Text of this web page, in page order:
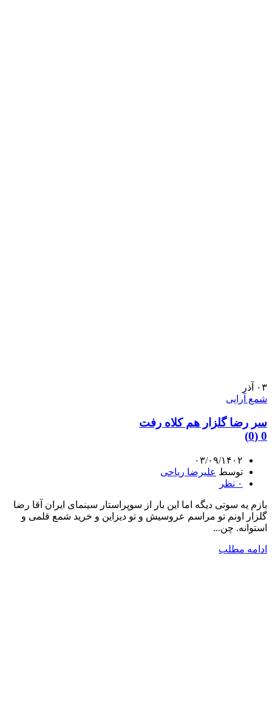
۰۳
آذر
شمع آرایی
سر رضا گلزار هم کلاه رفت
0 (0)
۰۳/۰۹/۱۴۰۲
توسط علیرضا ریاحی
۰ نظر
بازم یه سوتی دیگه اما این بار از سوپراستار سینمای ایران آقا رضا
گلزار اونم تو مراسم عروسیش و تو دیزاین و خرید شمع قلمی و
استوانه. چن...
ادامه مطلب